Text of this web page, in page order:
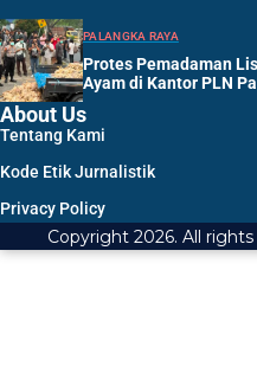
PALANGKA RAYA
Protes Pemadaman
Ayam di Kantor PLN
About Us
Tentang Kami
Kode Etik Jurnalistik
Privacy Policy
Copyright 2026. All